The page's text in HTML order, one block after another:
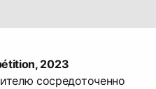
2023
сосредоточенно